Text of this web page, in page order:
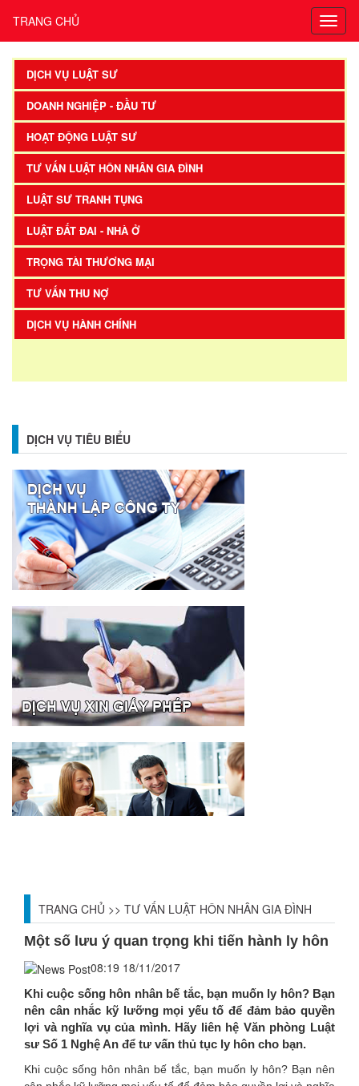
TRANG CHỦ
DỊCH VỤ LUẬT SƯ
DOANH NGHIỆP - ĐẦU TƯ
HOẠT ĐỘNG LUẬT SƯ
TƯ VẤN LUẬT HÔN NHÂN GIA ĐÌNH
LUẬT SƯ TRANH TỤNG
LUẬT ĐẤT ĐAI - NHÀ Ở
TRỌNG TÀI THƯƠNG MẠI
TƯ VẤN THU NỢ
DỊCH VỤ HÀNH CHÍNH
DỊCH VỤ TIÊU BIỂU
TRANG CHỦ >> TƯ VẤN LUẬT HÔN NHÂN GIA ĐÌNH
Một số lưu ý quan trọng khi tiến hành ly hôn
08:19 18/11/2017
Khi cuộc sống hôn nhân bế tắc, bạn muốn ly hôn? Bạn
nên cân nhắc kỹ lưỡng mọi yếu tố để đảm bảo quyền
lợi và nghĩa vụ của mình. Hãy liên hệ Văn phòng Luật
sư Số 1 Nghệ An để tư vấn thủ tục ly hôn cho bạn.
Khi cuộc sống hôn nhân bế tắc, bạn muốn ly hôn? Bạn nên